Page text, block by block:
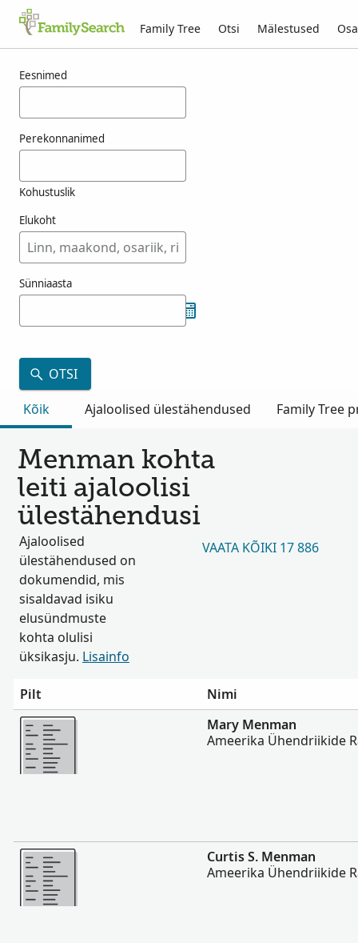
Family Tree Otsi Mälestused
Eesnimed
Perekonnanimed
Kohustuslik
Elukoht
Sünniaasta
OTSI
Kõik
Ajaloolised ülestähendused Family Tree
Menman kohta
leiti ajaloolisi
ülestähendusi
Ajaloolised
ülestähendused on
dokumendid, mis
sisaldavad isiku
elusündmuste
kohta olulisi
üksikasju. Lisainfo
VAATA KÕIKI 17 886
Pilt
Nimi
Rohkem
Mary Menman
Ameerika Ühendriikide
Rohkem
Curtis S. Menman
Ameerika Ühendriikide